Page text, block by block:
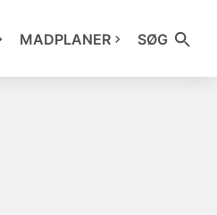
MADPLANER SØG